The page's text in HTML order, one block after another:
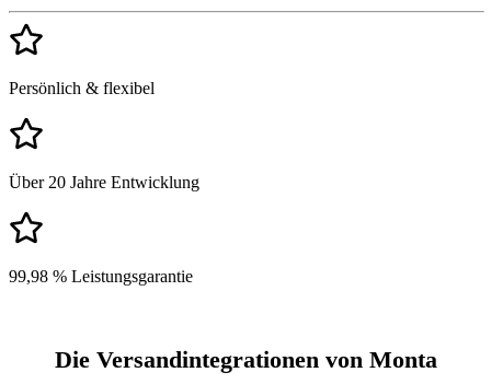
Persönlich & flexibel
Über 20 Jahre Entwicklung
99,98 % Leistungsgarantie
Die Versandintegrationen von Monta